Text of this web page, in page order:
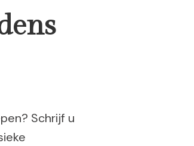
Schrijf u